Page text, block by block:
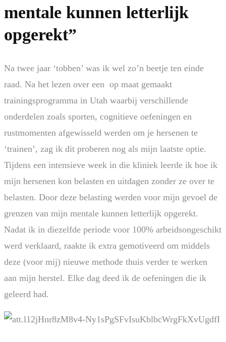
mentale kunnen letterlijk
opgerekt”
Na twee jaar ‘tobben’ was ik wel zo’n beetje ten einde
raad. Na het lezen over een op maat gemaakt
trainingsprogramma in Utah waarbij verschillende
onderdelen zoals sporten, cognitieve oefeningen en
rustmomenten afgewisseld werden om je hersenen te
‘trainen’, zag ik dit proberen nog als mijn laatste optie.
Tijdens een intensieve week in die kliniek leerde ik hoe ik
mijn hersenen kon belasten en uitdagen zonder ze over te
belasten. Door deze belasting werden voor mijn gevoel de
grenzen van mijn mentale kunnen letterlijk opgerekt.
Nadat ik in diezelfde periode voor 100% arbeidsongeschikt
werd verklaard, raakte ik extra gemotiveerd om middels
deze (voor mij) nieuwe methode thuis verder te werken
aan mijn herstel. Elke dag deed ik de oefeningen die ik
geleerd had.